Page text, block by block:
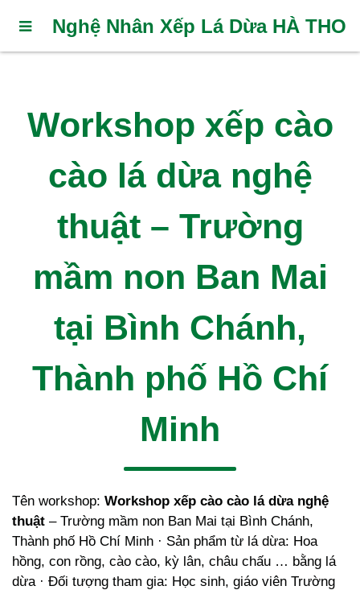
Nghệ Nhân Xếp Lá Dừa HÀ THO
Workshop xếp cào
cào lá dừa nghệ
thuật – Trường
mầm non Ban Mai
tại Bình Chánh,
Thành phố Hồ Chí
Minh
Tên workshop: Workshop xếp cào cào lá dừa nghệ
thuật – Trường mầm non Ban Mai tại Bình Chánh,
Thành phố Hồ Chí Minh · Sản phẩm từ lá dừa: Hoa
hồng, con rồng, cào cào, kỳ lân, châu chấu … bằng lá
dừa · Đối tượng tham gia: Học sinh, giáo viên Trường